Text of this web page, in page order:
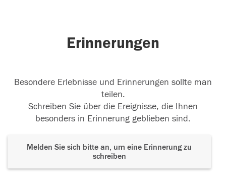
Erinnerungen
Besondere Erlebnisse und Erinnerungen sollte man
teilen.
Schreiben Sie über die Ereignisse, die Ihnen
besonders in Erinnerung geblieben sind.
Melden Sie sich bitte an, um eine Erinnerung zu
schreiben